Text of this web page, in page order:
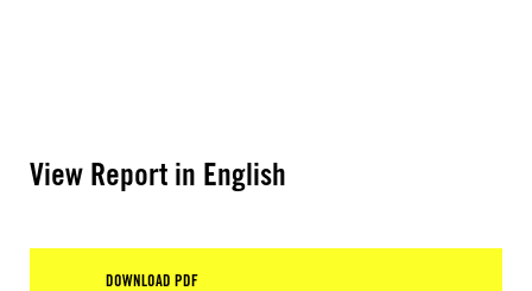
View Report in English
DOWNLOAD PDF